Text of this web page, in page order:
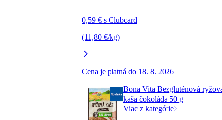
0,59 € s Clubcard
(11,80 €/kg)
Cena je platná do 18. 8. 2026
Bona Vita Bezgluténová
kaša čokoláda 50 g
Viac z kategórie